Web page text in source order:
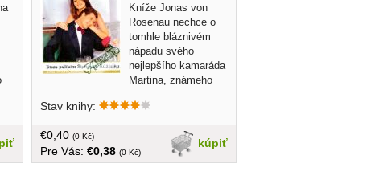
Kníže Jonas von
Rosenau nechce o
tomhle bláznivém
nápadu svého
nejlepšího kamaráda
Martina, známeho
v češtine, brožovaná, 48 strán
Stav knihy:
kúpiť
€0,40 (0 Kč)
Pre Vás: €0,38 (0 Kč)